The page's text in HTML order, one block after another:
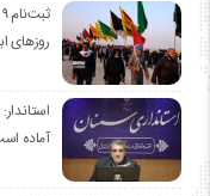
روزهای
آماده